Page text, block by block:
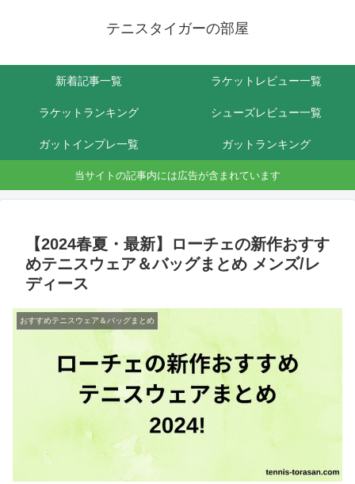
テニスタイガーの部屋
新着記事一覧 ラケットレビュー一覧
ラケットランキング シューズレビュー一覧
ガットインプレ一覧 ガットランキング
当サイトの記事内には広告が含まれています
【2024春夏・最新】ローチェの新作おすす
めテニスウェア＆バッグまとめ メンズ/レ
ディース
おすすめテニスウェア＆バッグまとめ